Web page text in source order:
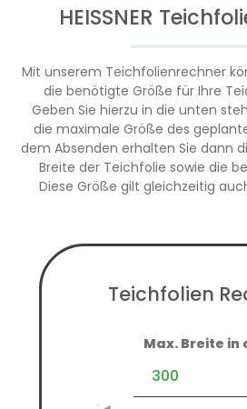
HEISSNER
Mit unserem Teichfolienrechner
die benötigte Größe für Ihre
Geben Sie hierzu in die unten
die maximale Größe des
dem Absenden erhalten Sie dann
Breite der Teichfolie sowie die
Diese Größe gilt gleichzeitig
Teichfolien
Max. Breite in